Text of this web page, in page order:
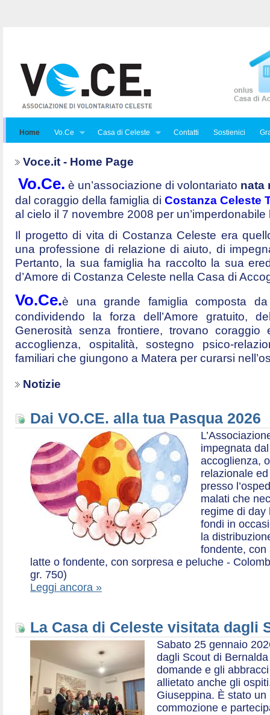
Home Vo.Ce Casa di Celeste Contatti Sostienici
Voce.it - Home Page
Vo.Ce. è un’associazione di volontariato nata
dal coraggio della famiglia di Costanza Celeste
al cielo il 7 novembre 2008 per
Il progetto di vita di Costanza Celeste era
una professione di relazione di aiuto, di
Pertanto, la sua famiglia ha raccolto la sua
d’Amore di Costanza Celeste nella Casa di
Vo.Ce.è una grande famiglia composta
condividendo la forza dell’Amore gratuito,
Generosità senza frontiere, trovano
accoglienza, ospitalità, sostegno psico-
familiari che giungono a Matera per curarsi
Notizie
Dai VO.CE. alla tua Pasqua 2026
impegnata
accoglienza,
relazionale
presso
malati che
regime di day
fondi in
la
fondente, con
latte o fondente, con sorpresa e peluche -
gr. 750)
Leggi ancora »
La Casa di Celeste visitata dagli
Sabato 25 gennaio
dagli Scout di
domande e gli
allietato anche gli
Giuseppina. È stato
commozione e